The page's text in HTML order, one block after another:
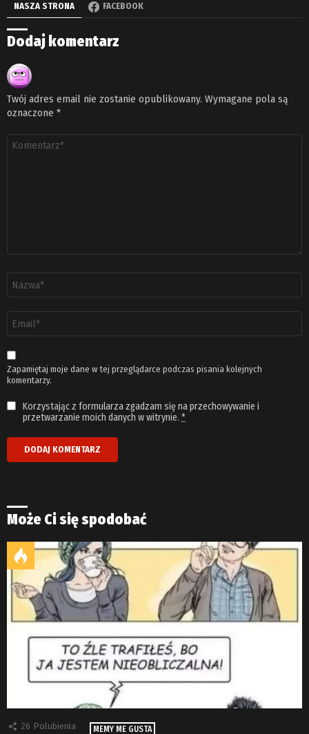
NASZA STRONA FACEBOOK
Dodaj komentarz
Twój adres email nie zostanie opublikowany. Wymagane pola są
oznaczone *
Komentarz
email
*
Zapamiętaj moje dane w tej przeglądarce podczas pisania kolejnych
komentarzy.
Korzystając z formularza zgadzam się na przechowywanie i
przetwarzanie moich danych w witrynie. *
Może Ci się spodobać
26 Polubienia MEMY ME GUSTA